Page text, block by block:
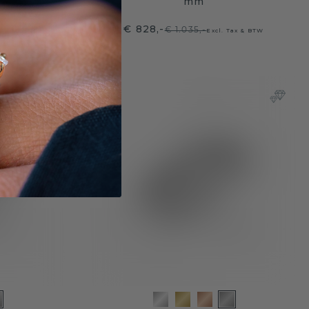
€ 828,-€ 1.035,-Excl. Tax & BTW